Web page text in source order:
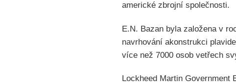
americké zbrojní společnosti.
E.N. Bazan byla založena v
navrhování akonstrukci
více než 7000 osob vetřech
Lockheed Martin